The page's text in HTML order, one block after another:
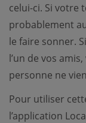
celui-ci. Si votre
probablement
le faire sonner.
l’un de vos
personne ne
Pour utiliser
l’application